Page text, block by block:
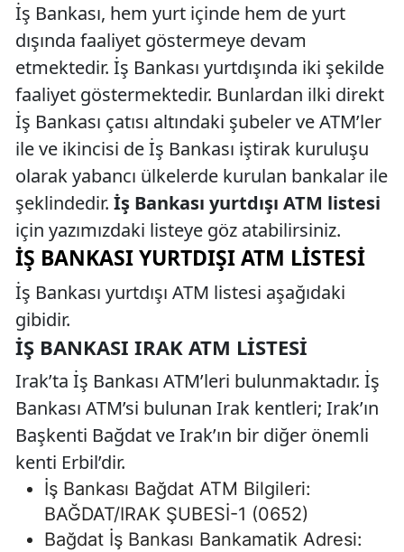
İş Bankası, hem yurt içinde hem de yurt
dışında faaliyet göstermeye devam
etmektedir. İş Bankası yurtdışında iki şekilde
faaliyet göstermektedir. Bunlardan ilki direkt
İş Bankası çatısı altındaki şubeler ve ATM’ler
ile ve ikincisi de İş Bankası iştirak kuruluşu
olarak yabancı ülkelerde kurulan bankalar ile
şeklindedir. İş Bankası yurtdışı ATM listesi
için yazımızdaki listeye göz atabilirsiniz.
İŞ BANKASI YURTDIŞI ATM LISTESI
İş Bankası yurtdışı ATM listesi aşağıdaki
gibidir.
İŞ BANKASI IRAK ATM LISTESI
Irak’ta İş Bankası ATM’leri bulunmaktadır. İş
Bankası ATM’si bulunan Irak kentleri; Irak’ın
Başkenti Bağdat ve Irak’ın bir diğer önemli
kenti Erbil’dir.
İş Bankası Bağdat ATM Bilgileri:
BAĞDAT/IRAK ŞUBESİ-1 (0652)
Bağdat İş Bankası Bankamatik Adresi: